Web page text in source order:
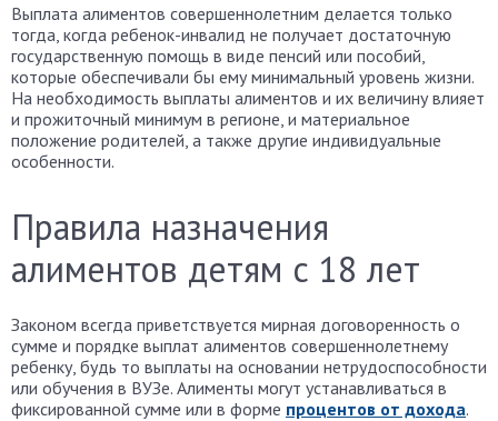
Выплата алиментов совершеннолетним делается только
тогда, когда ребенок-инвалид не получает достаточную
государственную помощь в виде пенсий или пособий,
которые обеспечивали бы ему минимальный уровень жизни.
На необходимость выплаты алиментов и их величину влияет
и прожиточный минимум в регионе, и материальное
положение родителей, а также другие индивидуальные
особенности.
Правила назначения
алиментов детям с 18 лет
Законом всегда приветствуется мирная договоренность о
сумме и порядке выплат алиментов совершеннолетнему
ребенку, будь то выплаты на основании нетрудоспособности
или обучения в ВУЗе. Алименты могут устанавливаться в
фиксированной сумме или в форме процентов от дохода.